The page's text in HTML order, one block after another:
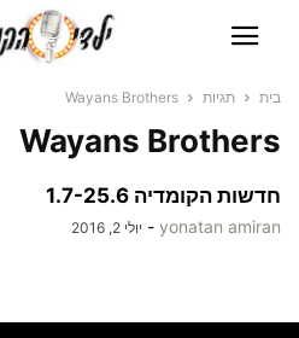
בית תגיות Wayans Brothers
Wayans Brothers
חדשות הקומדיה 1.7-25.6
yonatan amiran
- יולי 2, 2016